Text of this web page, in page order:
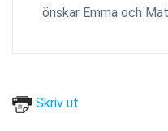
önskar Emma och
Skriv ut